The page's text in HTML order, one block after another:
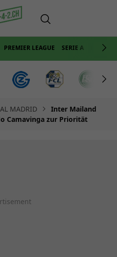
PREMIER LEAGUE SERIE A LA LIGA
MADRID
Inter Mailand
Camavinga zur Priorität